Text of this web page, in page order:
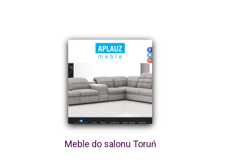
Meble do salonu Toruń